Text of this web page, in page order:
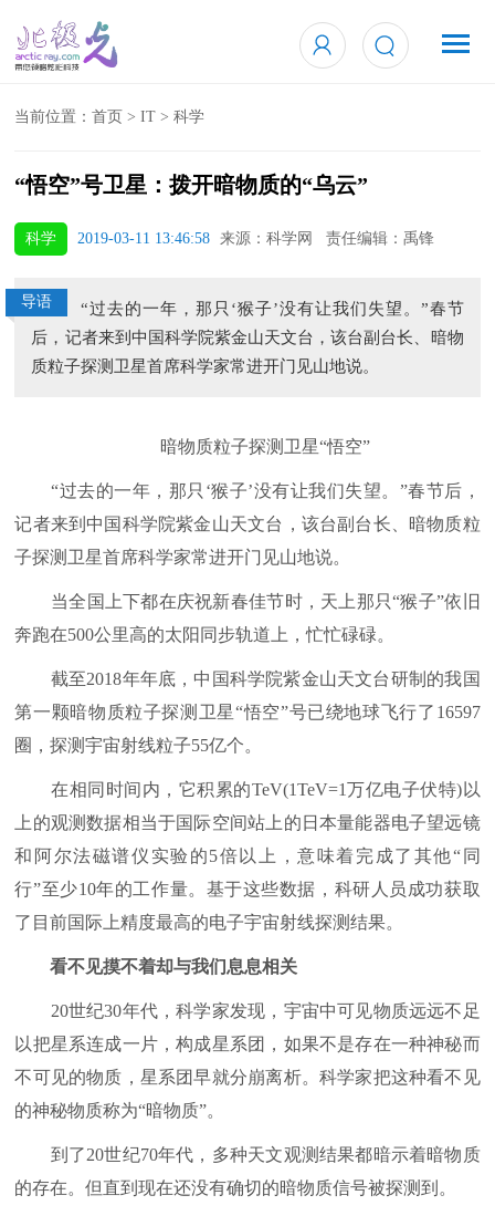
当前位置：首页 >IT >科学
“悟空”号卫星：拨开暗物质的“乌云”
科学 2019-03-11 13:46:58 来源：科学网 责任编辑：禹锋
导语
“过去的一年，那只‘猴子’没有让我们失望。”春节
后，记者来到中国科学院紫金山天文台，该台副台长、暗物
质粒子探测卫星首席科学家常进开门见山地说。
暗物质粒子探测卫星“悟空”
“过去的一年，那只‘猴子’没有让我们失望。”春节后，
记者来到中国科学院紫金山天文台，该台副台长、暗物质粒
子探测卫星首席科学家常进开门见山地说。
当全国上下都在庆祝新春佳节时，天上那只“猴子”依旧
奔跑在500公里高的太阳同步轨道上，忙忙碌碌。
截至2018年年底，中国科学院紫金山天文台研制的我国
第一颗暗物质粒子探测卫星“悟空”号已绕地球飞行了16597
圈，探测宇宙射线粒子55亿个。
在相同时间内，它积累的TeV(1TeV=1万亿电子伏特)以
上的观测数据相当于国际空间站上的日本量能器电子望远镜
和阿尔法磁谱仪实验的5倍以上，意味着完成了其他“同
行”至少10年的工作量。基于这些数据，科研人员成功获取
了目前国际上精度最高的电子宇宙射线探测结果。
看不见摸不着却与我们息息相关
20世纪30年代，科学家发现，宇宙中可见物质远远不足
以把星系连成一片，构成星系团，如果不是存在一种神秘而
不可见的物质，星系团早就分崩离析。科学家把这种看不见
的神秘物质称为“暗物质”。
到了20世纪70年代，多种天文观测结果都暗示着暗物质
的存在。但直到现在还没有确切的暗物质信号被探测到。